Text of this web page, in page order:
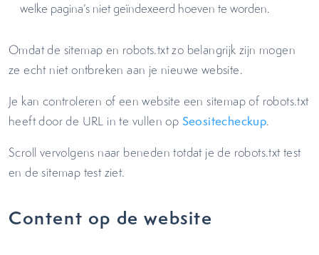
welke pagina’s niet geïndexeerd hoeven te worden.
Omdat de sitemap en robots.txt zo belangrijk zijn mogen
ze echt niet ontbreken aan je nieuwe website.
Je kan controleren of een website een sitemap of robots.txt
heeft door de URL in te vullen op Seositecheckup.
Scroll vervolgens naar beneden totdat je de robots.txt test
en de sitemap test ziet.
Content op de website